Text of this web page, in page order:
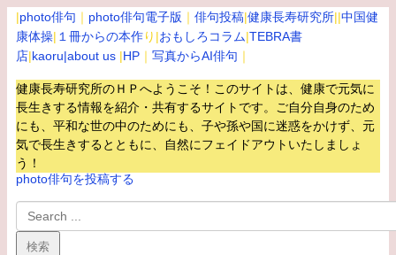
|photo俳句 ｜ photo俳句電子版 ｜ 俳句投稿|健康長寿研究所||中国健
康体操| １冊からの本作り|おもしろコラム|TEBRA書
店|kaoru|about us |HP ｜ 写真からAI俳句 ｜
健康長寿研究所のＨＰへようこそ！このサイトは、健康で元気に
長生きする情報を紹介・共有するサイトです。 ご自分自身のため
にも、平和な世の中のためにも、子や孫や国に迷惑をかけず、元
気で長生きするとともに、自然にフェイドアウトいたしましょ
う！
photo俳句を投稿する